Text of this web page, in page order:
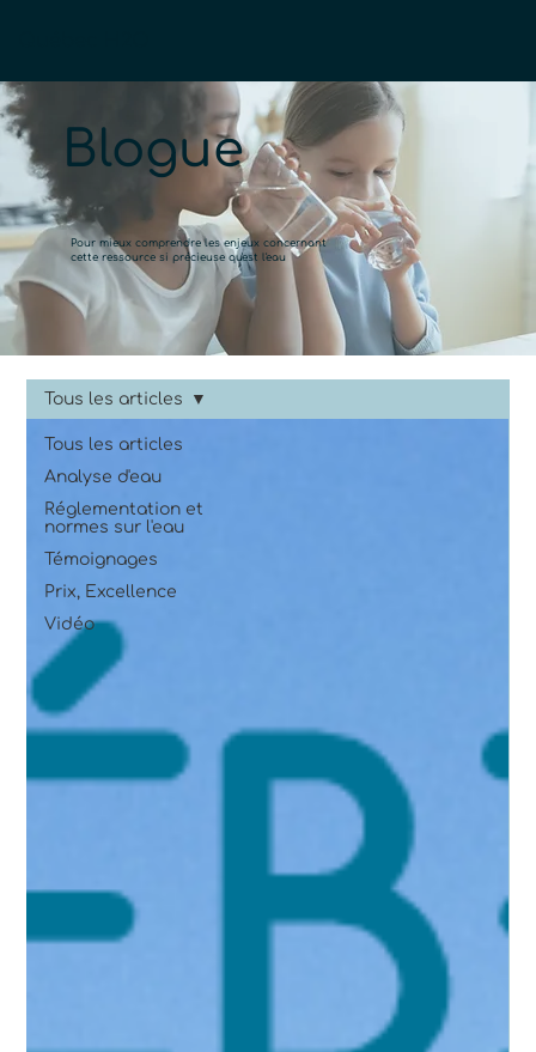
Blogue
Pour mieux comprendre les enjeux concernant
cette ressource si précieuse qu'est l'eau
Tous les articles
Analyse d'eau
Réglementation et
normes sur l'eau
Témoignages
Prix, Excellence
Vidéo
Tous les articles